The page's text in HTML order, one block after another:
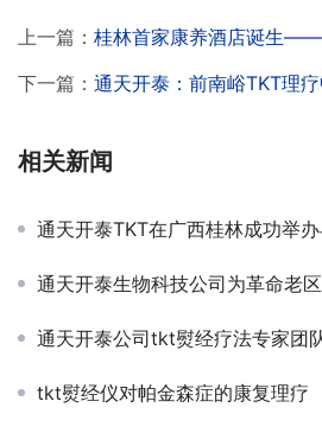
上一篇： 桂林首家康养酒店诞生——通天开泰与馨
下一篇： 通天开泰：前南峪TKT理疗中心全面升级，
相关新闻
通天开泰TKT在广西桂林成功举
通天开泰生物科技公司为革命老
通天开泰公司tkt熨经疗法专家团队到桂林
tkt熨经仪对帕金森症的康复理疗